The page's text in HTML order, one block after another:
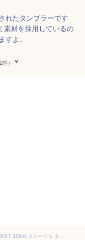
れたタンブラーです
素材を採用しているの
よ。
）
【マラソン期間限定ポイント10倍】stojo POCKET 355ml ストージョ タンブラー コーヒー 折りたたみ 水筒 シリコン マイカップ ふた付き マイタンブラー アイス ホット コンパクト おしゃれ 食洗機対応 熱湯 電子レンジ お出かけ オフィス 冬キャン プレゼント ギフト